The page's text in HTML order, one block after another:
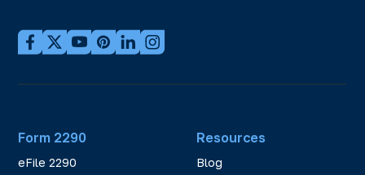
Form 2290
eFile 2290
Resources
Blog